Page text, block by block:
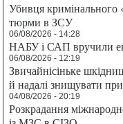
Убивця кримінального
тюрми в ЗСУ
06/08/2026 - 14:28
НАБУ і САП вручили
06/08/2026 - 12:19
Звичайнісіньке
й надалі знищувати
04/08/2026 - 20:19
Розкрадання